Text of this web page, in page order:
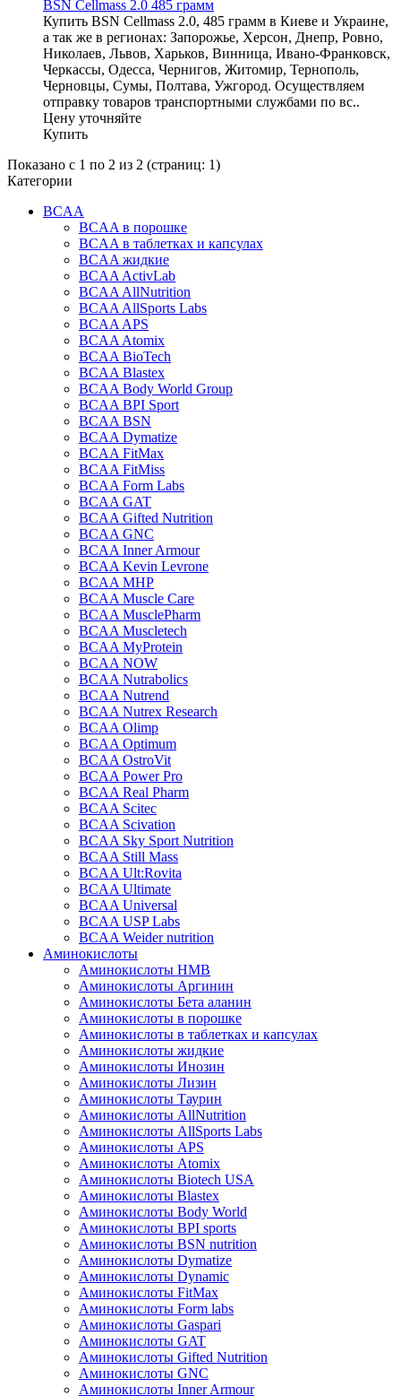
BSN Cellmass 2.0 485 грамм
Купить BSN Cellmass 2.0, 485 грамм в Киеве и Украине,
а так же в регионах: Запорожье, Херсон, Днепр, Ровно,
Николаев, Львов, Харьков, Винница, Ивано-Франковск,
Черкассы, Одесса, Чернигов, Житомир, Тернополь,
Черновцы, Сумы, Полтава, Ужгород. Осуществляем
отправку товаров транспортными службами по вс..
Цену уточняйте
Купить
Показано с 1 по 2 из 2 (страниц: 1)
Категории
BCAA
BCAA в порошке
BCAA в таблетках и капсулах
BCAA жидкие
BCAA ActivLab
BCAA AllNutrition
BCAA AllSports Labs
BCAA APS
BCAA Atomix
BCAA BioTech
BCAA Blastex
BCAA Body World Group
BCAA BPI Sport
BCAA BSN
BCAA Dymatize
BCAA FitMax
BCAA FitMiss
BCAA Form Labs
BCAA GAT
BCAA Gifted Nutrition
BCAA GNC
BCAA Inner Armour
BCAA Kevin Levrone
BCAA MHP
BCAA Muscle Care
BCAA MusclePharm
BCAA Muscletech
BCAA MyProtein
BCAA NOW
BCAA Nutrabolics
BCAA Nutrend
BCAA Nutrex Research
BCAA Olimp
BCAA Optimum
BCAA OstroVit
BCAA Power Pro
BCAA Real Pharm
BCAA Scitec
BCAA Scivation
BCAA Sky Sport Nutrition
BCAA Still Mass
BCAA Ult:Rovita
BCAA Ultimate
BCAA Universal
BCAA USP Labs
BCAA Weider nutrition
Аминокислоты
Аминокислоты HMB
Аминокислоты Аргинин
Аминокислоты Бета аланин
Аминокислоты в порошке
Аминокислоты в таблетках и капсулах
Аминокислоты жидкие
Аминокислоты Инозин
Аминокислоты Лизин
Аминокислоты Таурин
Аминокислоты AllNutrition
Аминокислоты AllSports Labs
Аминокислоты APS
Аминокислоты Atomix
Аминокислоты Biotech USA
Аминокислоты Blastex
Аминокислоты Body World
Аминокислоты BPI sports
Аминокислоты BSN nutrition
Аминокислоты Dymatize
Аминокислоты Dynamic
Аминокислоты FitMax
Аминокислоты Form labs
Аминокислоты Gaspari
Аминокислоты GAT
Аминокислоты Gifted Nutrition
Аминокислоты GNC
Аминокислоты Inner Armour